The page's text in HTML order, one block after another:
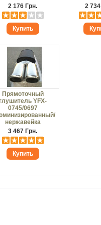
2 176 Грн.
2
Прямоточный
YFX-
0745/0697
нержавейка
3 467 Грн.